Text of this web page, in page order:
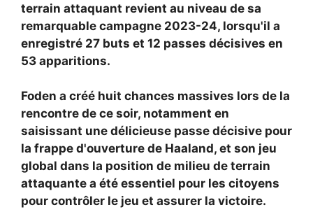
terrain attaquant revient au niveau de sa
remarquable campagne 2023-24, lorsqu'il a
enregistré 27 buts et 12 passes décisives en
53 apparitions.
Foden a créé huit chances massives lors de la
rencontre de ce soir, notamment en
saisissant une délicieuse passe décisive pour
la frappe d'ouverture de Haaland, et son jeu
global dans la position de milieu de terrain
attaquante a été essentiel pour les citoyens
pour contrôler le jeu et assurer la victoire.